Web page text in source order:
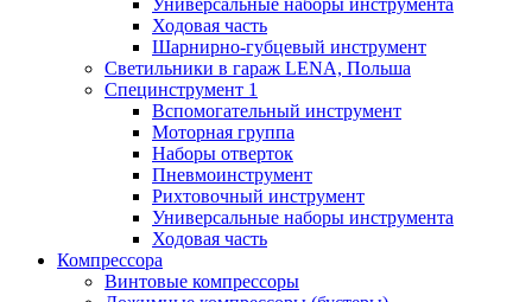
Универсальные наборы инструмента
Ходовая часть
Шарнирно-губцевый инструмент
Светильники в гараж LENA, Польша
Специнструмент 1
Вспомогательный инструмент
Моторная группа
Наборы отверток
Пневмоинструмент
Рихтовочный инструмент
Универсальные наборы инструмента
Ходовая часть
Компрессора
Винтовые компрессоры